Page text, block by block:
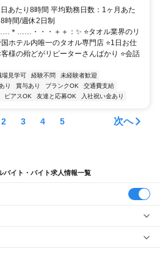
あたり8時間 平均勤務日数：1ヶ月あた
時間/週休2日制
＊……・・・＋＋：✨ ⭐タオル業界のリ
ホテル内唯一のタオル専門店 ⭐1日お仕
様の殆どがリピーターさんばかり ⭐会話
場見学可 経験不問
未経験者歓迎
り 賞与あり ブランクOK
交通費支給
ピアスOK 友達と応募OK 入社祝い金あり
2 3 4 5 次へ
バイト・バイト求人情報一覧